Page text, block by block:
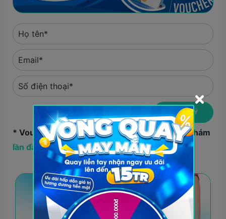
* Voucher chỉ áp dụng cho khách hàng thăm khám
lần đầu tiên tại Phòng khámMedFit